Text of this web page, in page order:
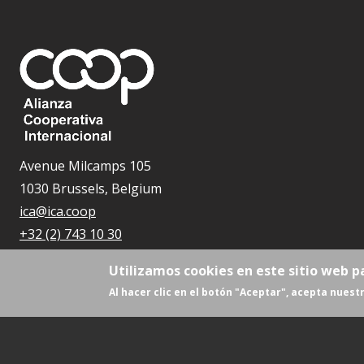
Avenue Milcamps 105
1030 Brussels, Belgium
ica@ica.coop
+32 (2) 743 10 30
Utilizamos cookies en este sitio web
Al hacer clic en el botón "Aceptar", acepta